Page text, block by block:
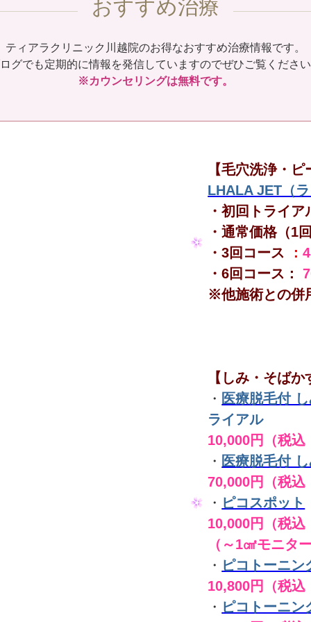
おすすめ治療
ティアラクリニック川越院のお得なおすすめ治療情報です。
グでも定期的に情報を発信していますのでぜひご覧くださ
※カウンセリングは無料です。
【毛穴洗浄・
LHALA JET（
・初回トライ
・通常価格（1
・3回コース ：
・6回コース：
※他施術との併
【しみ・そば
・ 医療脱毛付
ライアル
10,000円（税
・ 医療脱毛付
70,000円（税
・ ピコスポット
10,000円（税
（～1㎠モニタ
・ ピコトーニ
10,800円（税
・ ピコトーニ